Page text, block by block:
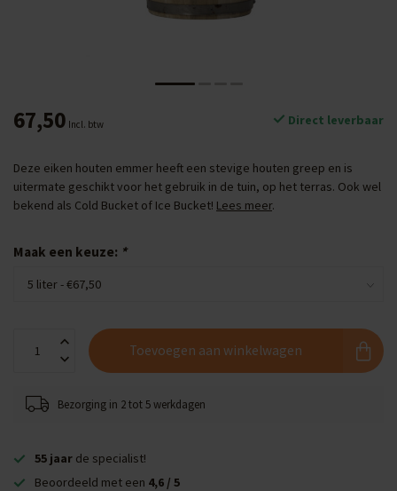
67,50 Incl. btw Direct leverbaar
Deze eiken houten emmer heeft een stevige houten greep en is
uitermate geschikt voor het gebruik in de tuin, op het terras. Ook wel
bekend als Cold Bucket of Ice Bucket! Lees meer.
Maak een keuze: *
Toevoegen aan winkelwagen
Bezorging in 2 tot 5 werkdagen
55 jaar de specialist!
Beoordeeld met een 4,6 / 5